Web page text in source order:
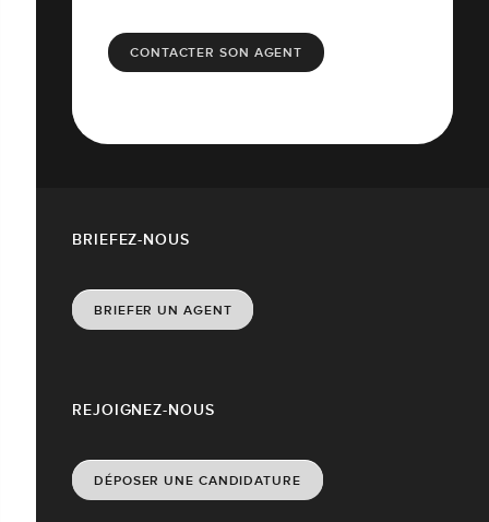
CONTACTER SON AGENT
REJOIGNEZ-NOUS
DÉPOSER UNE CANDIDATURE
BRIEFEZ-NOUS
BRIEFER UN AGENT